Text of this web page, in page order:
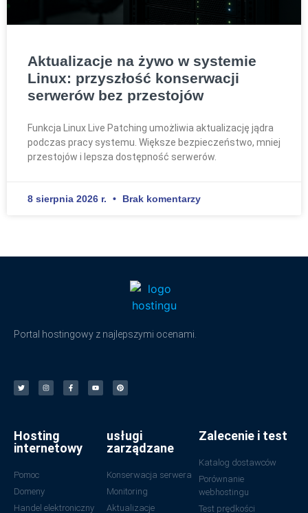
Aktualizacje na żywo w systemie
Linux: przyszłość konserwacji
serwerów bez przestojów
Funkcja Linux Live Patching umożliwia aktualizację jądra
podczas pracy systemu. Większe bezpieczeństwo, mniej
przestojów i lepsza dostępność serwerów.
8 sierpnia 2026 r. Brak komentarzy
Portal hostingowy z najlepszymi ocenami.
Hosting
internetowy
Pomoc
Domeny
Handel elektroniczny
usługi
zarządzane
Konserwacja serwera
Monitoring
Aktualizacje
Zalecenie i test
Katalog dostawców
Porównanie
webhostingu
Test prędkości